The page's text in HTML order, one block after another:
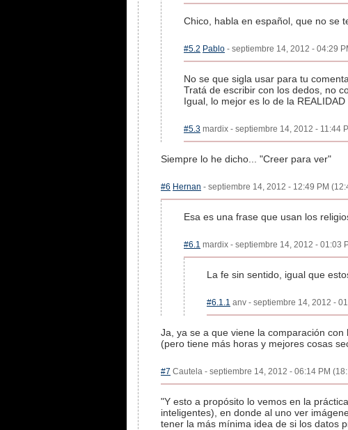
Chico, habla en español, que no se
#5.2 Pablo - septiembre 14, 2012 - 04:29
No se que sigla usar para tu
Tratá de escribir con los dedos, no
Igual, lo mejor es lo de la REALIDAD
#5.3 mardix - septiembre 14, 2012 - 11:44
Siempre lo he dicho... "Creer para ver"
#6 Hernan - septiembre 14, 2012 - 12:49 PM
Esa es una frase que usan los
#6.1 mardix - septiembre 14, 2012 - 01:03
La fe sin sentido, igual que
#6.1.1 anv - septiembre 14, 2012 -
Ja, ya se a que viene la comparación
(pero tiene más horas y mejores cosas
#7 Cautela - septiembre 14, 2012 - 06:14 PM
"Y esto a propósito lo vemos en la
inteligentes), en donde al uno ver
tener la más mínima idea de si los datos